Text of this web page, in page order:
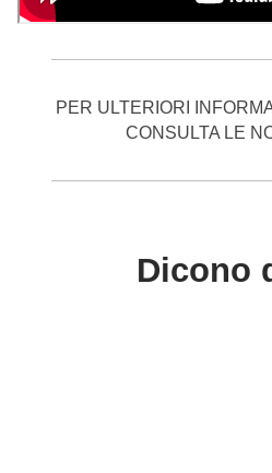
PER ULTERIORI
CONSULTA LE
Dicono